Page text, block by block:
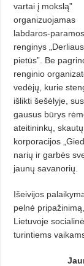
vartai į mokslą”
organizuojamas
labdaros-paramos
renginys „Derliaus
pietūs”. Be
renginio
vedėjų, kurie
išlikti šešėlyje,
gausus būrys
ateitininkų, skautų,
korporacijos
narių ir garbės
jaunų savanorių.
Išeivijos
pelnė
Lietuvoje
turintiems